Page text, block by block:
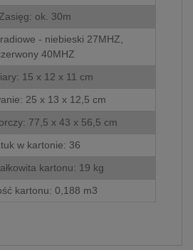
Zasięg: ok. 30m
- niebieski 27MHZ,
40MHZ
15 x 12 x 11 cm
25 x 13 x 12,5 cm
77,5 x 43 x 56,5 cm
w kartonie: 36
kartonu: 19 kg
kartonu: 0,188 m3
pytania oraz
możesz
od
Inspektora
+48 793
.